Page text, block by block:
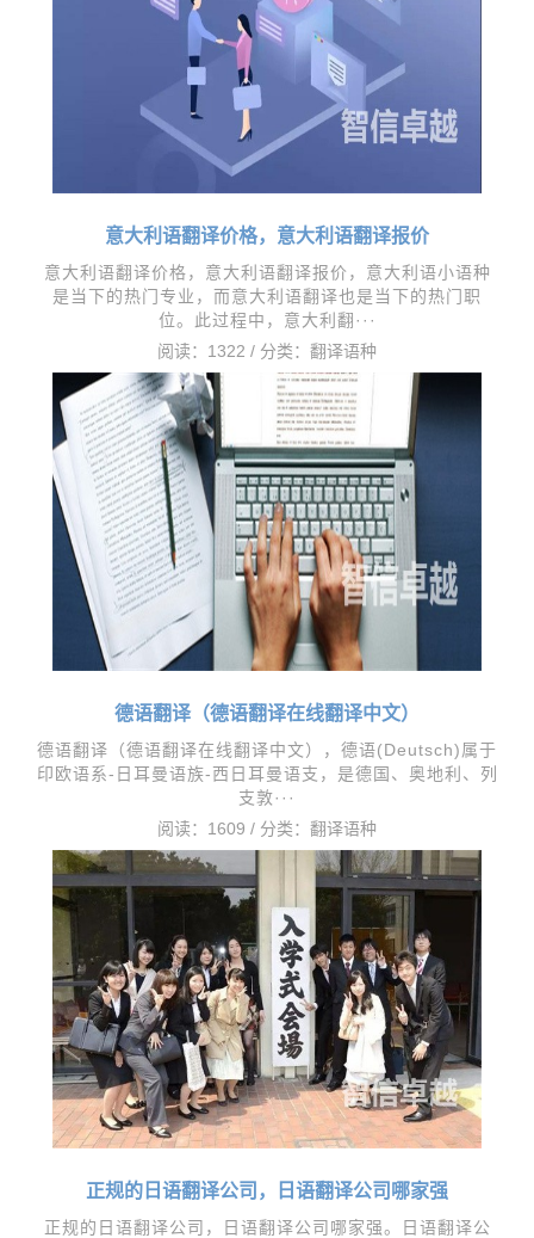
意大利语翻译价格，意大利语翻译报价
意大利语翻译价格，意大利语翻译报价，意大利语小语种
是当下的热门专业，而意大利语翻译也是当下的热门职
位。此过程中，意大利翻···
阅读：1322 / 分类： 翻译语种
德语翻译（德语翻译在线翻译中文）
德语翻译（德语翻译在线翻译中文），​德语(Deutsch)属于
印欧语系-日耳曼语族-西日耳曼语支，是德国、奥地利、列
支敦···
阅读：1609 / 分类： 翻译语种
正规的日语翻译公司，日语翻译公司哪家强
正规的日语翻译公司，日语翻译公司哪家强。日语翻译公